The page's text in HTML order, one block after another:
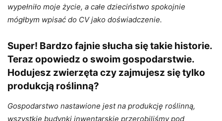
wypełniło moje życie, a całe dzieciństwo spokojnie
mógłbym wpisać do CV jako doświadczenie.
Super! Bardzo fajnie słucha się takie historie.
Teraz opowiedz o swoim gospodarstwie.
Hodujesz zwierzęta czy zajmujesz się tylko
produkcją roślinną?
Gospodarstwo nastawione jest na produkcję roślinną,
wszystkie budynki inwentarskie przerobiliśmy pod